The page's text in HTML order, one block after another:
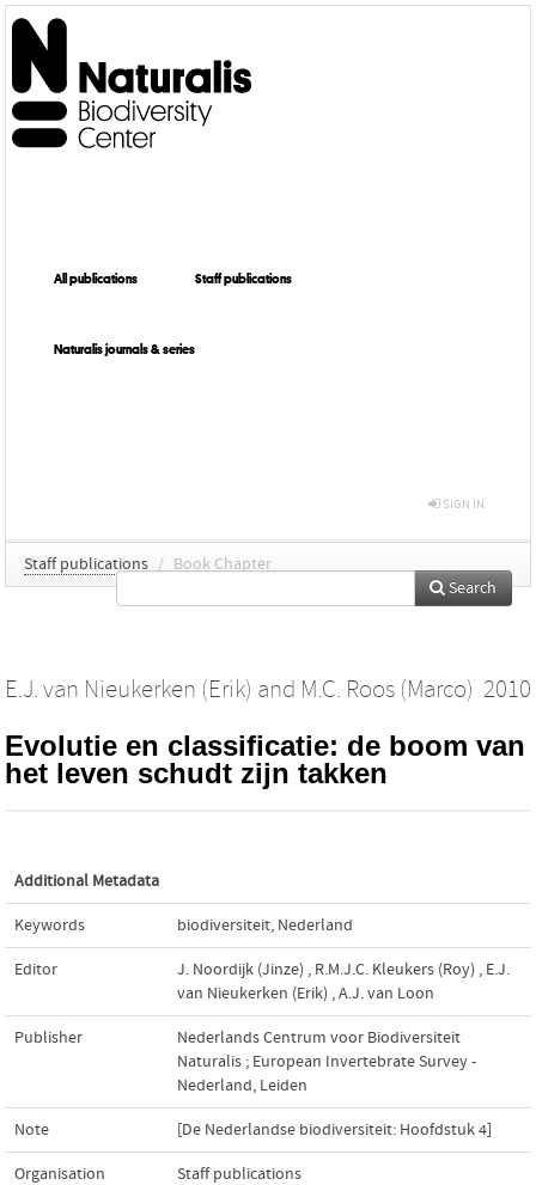
All publications Staff publications
Naturalis journals & series
SIGN IN
Staff publications / Book Chapter
Search
E.J. van Nieukerken (Erik) and M.C. Roos (Marco) 2010
Evolutie en classificatie: de boom van
het leven schudt zijn takken
Additional Metadata
Keywords biodiversiteit, Nederland
Editor J. Noordijk (Jinze) , R.M.J.C. Kleukers (Roy) , E.J.
van Nieukerken (Erik) ,A.J. van Loon
Publisher
Nederlands Centrum voor Biodiversiteit
Naturalis ; European Invertebrate Survey -
Nederland, Leiden
Note [De Nederlandse biodiversiteit: Hoofdstuk 4]
Organisation Staff publications